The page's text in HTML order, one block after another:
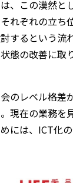
、この漠然と
れぞれの立ち
するという流
態の改善に取
のレベル格
現在の業務を
には、ICT化